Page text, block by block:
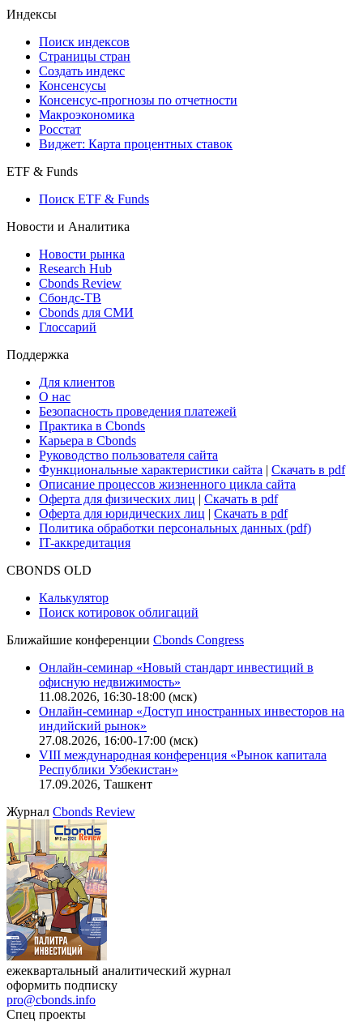
Индексы
Поиск индексов
Страницы стран
Создать индекс
Консенсусы
Консенсус-прогнозы по отчетности
Макроэкономика
Росстат
Виджет: Карта процентных ставок
ETF & Funds
Поиск ETF & Funds
Новости и Аналитика
Новости рынка
Research Hub
Cbonds Review
Сбондс-ТВ
Cbonds для СМИ
Глоссарий
Поддержка
Для клиентов
О нас
Безопасность проведения платежей
Практика в Cbonds
Карьера в Cbonds
Руководство пользователя сайта
Функциональные характеристики сайта | Скачать в pdf
Описание процессов жизненного цикла сайта
Оферта для физических лиц | Скачать в pdf
Оферта для юридических лиц | Скачать в pdf
Политика обработки персональных данных (pdf)
IT-аккредитация
CBONDS OLD
Калькулятор
Поиск котировок облигаций
Ближайшие конференции Cbonds Congress
Онлайн-семинар «Новый стандарт инвестиций в
офисную недвижимость»
11.08.2026, 16:30-18:00 (мск)
Онлайн-семинар «Доступ иностранных инвесторов на
индийский рынок»
27.08.2026, 16:00-17:00 (мск)
VIII международная конференция «Рынок капитала
Республики Узбекистан»
17.09.2026, Ташкент
Журнал Cbonds Review
ежеквартальный аналитический журнал
оформить подписку
pro@cbonds.info
Спец проекты